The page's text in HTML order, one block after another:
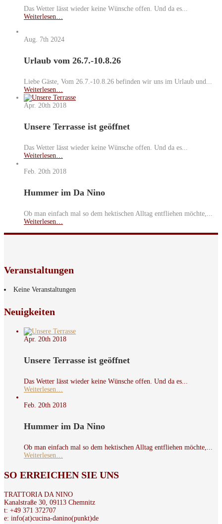
Das Wetter lässt wieder keine Wünsche offen. Und da es...
Weiterlesen…
Aug. 7th 2024
Urlaub vom 26.7.-10.8.26
Liebe Gäste, Vom 26.7.-10.8.26 befinden wir uns im Urlaub und...
Weiterlesen…
Apr. 20th 2018
Unsere Terrasse ist geöffnet
Das Wetter lässt wieder keine Wünsche offen. Und da es...
Weiterlesen…
Feb. 20th 2018
Hummer im Da Nino
Ob man einfach mal so dem hektischen Alltag entfliehen möchte,...
Weiterlesen…
Veranstaltungen
Keine Veranstaltungen
Neuigkeiten
Apr. 20th 2018
Unsere Terrasse ist geöffnet
Das Wetter lässt wieder keine Wünsche offen. Und da es...
Weiterlesen…
Feb. 20th 2018
Hummer im Da Nino
Ob man einfach mal so dem hektischen Alltag entfliehen möchte,...
Weiterlesen…
SO ERREICHEN SIE UNS
TRATTORIA DA NINO
Kanalstraße 30, 09113 Chemnitz
t: +49 371 372707
e: info(at)cucina-danino(punkt)de